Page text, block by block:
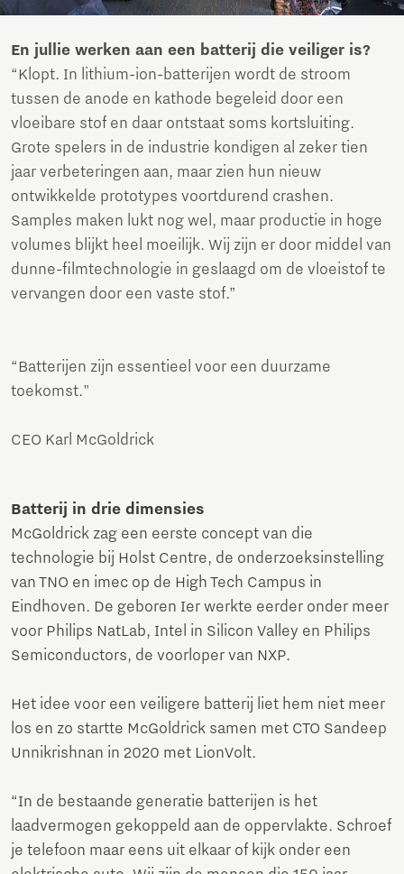
En jullie werken aan een batterij die veiliger is?
“Klopt. In lithium-ion-batterijen wordt de stroom
tussen de anode en kathode begeleid door een
vloeibare stof en daar ontstaat soms kortsluiting.
Grote spelers in de industrie kondigen al zeker tien
jaar verbeteringen aan, maar zien hun nieuw
ontwikkelde prototypes voortdurend crashen.
Samples maken lukt nog wel, maar productie in hoge
volumes blijkt heel moeilijk. Wij zijn er door middel van
dunne-filmtechnologie in geslaagd om de vloeistof te
vervangen door een vaste stof.”
“Batterijen zijn essentieel voor een duurzame
toekomst."
CEO Karl McGoldrick
Batterij in drie dimensies
McGoldrick zag een eerste concept van die
technologie bij Holst Centre, de onderzoeksinstelling
van TNO en imec op de High Tech Campus in
Eindhoven. De geboren Ier werkte eerder onder meer
voor Philips NatLab, Intel in Silicon Valley en Philips
Semiconductors, de voorloper van NXP.
Het idee voor een veiligere batterij liet hem niet meer
los en zo startte McGoldrick samen met CTO Sandeep
Unnikrishnan in 2020 met LionVolt.
“In de bestaande generatie batterijen is het
laadvermogen gekoppeld aan de oppervlakte. Schroef
je telefoon maar eens uit elkaar of kijk onder een